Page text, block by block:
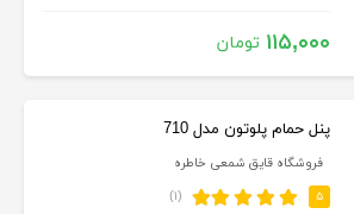
۱۱۵,۰۰۰ تومان
پنل حمام پلوتون مدل 710
فروشگاه قایق شمعی خاطره
۵ (۱)